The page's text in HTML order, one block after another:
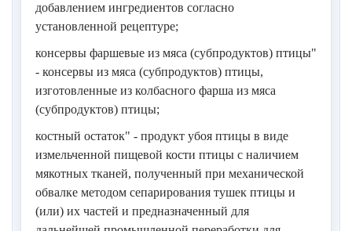
добавлением ингредиентов согласно
установленной рецептуре;
консервы фаршевые из мяса (субпродуктов) птицы"
- консервы из мяса (субпродуктов) птицы,
изготовленные из колбасного фарша из мяса
(субпродуктов) птицы;
костный остаток" - продукт убоя птицы в виде
измельченной пищевой кости птицы с наличием
мякотных тканей, полученный при механической
обвалке методом сепарирования тушек птицы и
(или) их частей и предназначенный для